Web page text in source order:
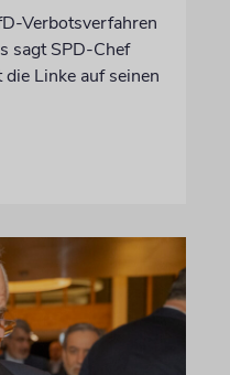
Verbotsverfahren
sagt SPD-Chef
Linke auf seinen